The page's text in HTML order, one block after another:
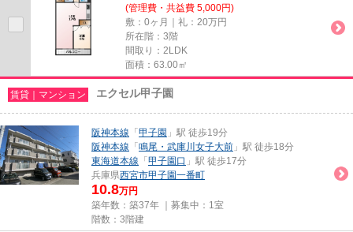
(管理費・共益費 5,000円)
敷：0ヶ月｜礼：20万円
所在階：3階
間取り：2LDK
面積：63.00㎡
賃貸｜マンション エクセル甲子園
阪神本線 「 甲子園 」駅 徒歩19分
阪神本線 「 鳴尾・武庫川女子大前 」駅 徒歩18分
東海道本線 「 甲子園口 」駅 徒歩17分
兵庫県西宮市甲子園一番町
10.8万円
築年数：築37年 ｜募集中： 1室
階数：3階建